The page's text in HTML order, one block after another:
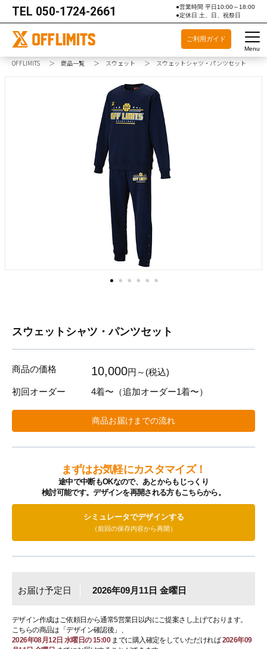
TEL 050-1724-2661
●営業時間 平日10:00～18:00
●定休日 土、日、祝祭日
ご利用ガイド
Menu
OFFLIMITS 商品一覧 スウェット スウェットシャツ・パンツセット
スウェットシャツ・パンツセット
商品の価格 10,000円～(税込)
初回オーダー
4着〜 （追加オーダー1着〜）
商品お届けまでの流れ
まずはお気軽にカスタマイズ！
途中で中断もOKなので、あとからもじっくり
検討可能です。デザインを再開される方もこちらから。
シミュレータでデザインする
（前回の保存内容から再開）
お届け予定日 2026年09月11日 金曜日
デザイン作成はご依頼日から通常5営業日以内にご提案さし上げております。
こちらの商品は「デザイン確認後」、
2026年08月12日 水曜日の 15:00までに購入確定をしていただければ2026年09